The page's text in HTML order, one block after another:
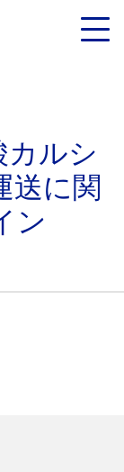
カルシ
送に関
ン